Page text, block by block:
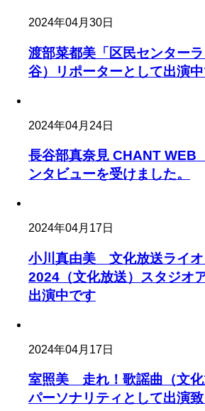
2024年04月30日
渡部菜都美「区民センター
谷）リポーターとして出演中
2024年04月24日
長谷部真奈見 CHANT WEB
ンタビューを受けました。
2024年04月17日
小川真由美 文化放送ライオ
2024（文化放送）スタジオ
出演中です
2024年04月17日
室照美 走れ！歌謡曲（文化
パーソナリティとして出演